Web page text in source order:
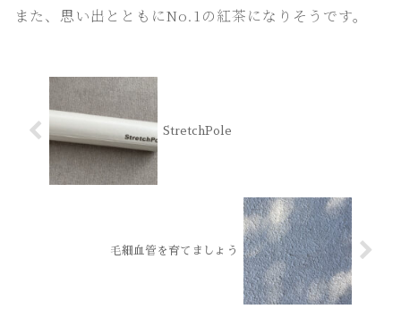
また、思い出とともにNo.1の紅茶になりそうです。
StretchPole
毛細血管を育てましょう